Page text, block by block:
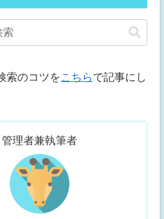
索のコツを こちら で記事にし
管理者兼執筆者